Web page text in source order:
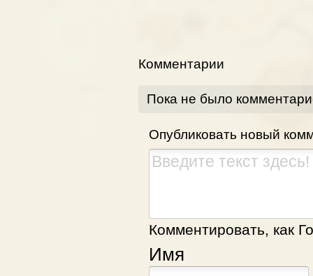
Комментарии
Пока не было
Опубликовать новый
Комментировать, как
Имя